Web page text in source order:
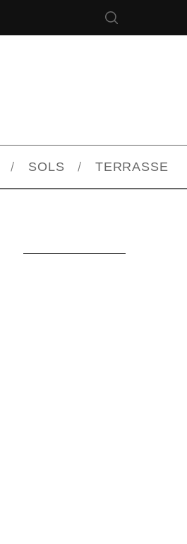
SOLS TERRASSE